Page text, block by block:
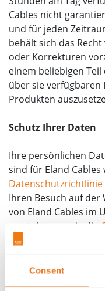
Consent
Cables nicht
und für jeden
behält sich das
oder Korrekturen
einem beliebigen
über sie
Produkten
Schutz Ihrer Daten
Ihre persönlichen
sind für Eland
Datenschutzrichtlinie
Ihren Besuch auf der
von Eland Cables im
verstehen, sowie die
zusätzliche